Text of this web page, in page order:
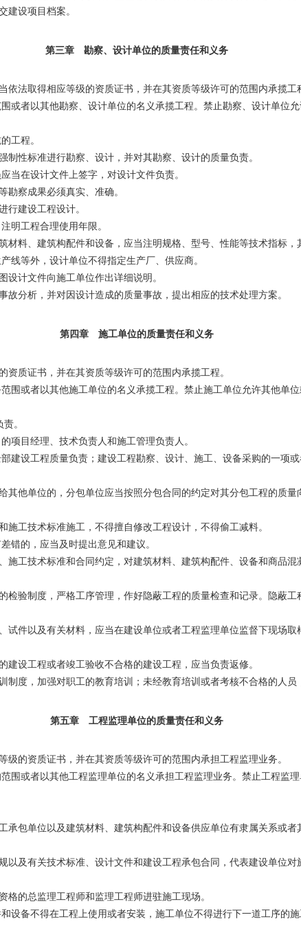
建设项目档案。
第三章 勘察、设计单位的质量责任和义务
法取得相应等级的资质证书，并在其资质等级许可的范围内承揽工
或者以其他勘察、设计单位的名义承揽工程。禁止勘察、设计单位
工程。
性标准进行勘察、设计，并对其勘察、设计的质量负责。
当在设计文件上签字，对设计文件负责。
察成果必须真实、准确。
建设工程设计。
明工程合理使用年限。
料、建筑构配件和设备，应当注明规格、型号、性能等技术指标，
线等外，设计单位不得指定生产厂、供应商。
计文件向施工单位作出详细说明。
分析，并对因设计造成的质量事故，提出相应的技术处理方案。
第四章 施工单位的质量责任和义务
质证书，并在其资质等级许可的范围内承揽工程。
围或者以其他施工单位的名义承揽工程。禁止施工单位允许其他单位
。
项目经理、技术负责人和施工管理负责人。
建设工程质量负责；建设工程勘察、设计、施工、设备采购的一项
他单位的，分包单位应当按照分包合同的约定对其分包工程的质量
工技术标准施工，不得擅自修改工程设计，不得偷工减料。
错的，应当及时提出意见和建议。
工技术标准和合同约定，对建筑材料、建筑构配件、设备和商品混
验制度，严格工序管理，作好隐蔽工程的质量检查和记录。隐蔽工
件以及有关材料，应当在建设单位或者工程监理单位监督下现场取
设工程或者竣工验收不合格的建设工程，应当负责返修。
度，加强对职工的教育培训；未经教育培训或者考核不合格的人员
第五章 工程监理单位的质量责任和义务
的资质证书，并在其资质等级许可的范围内承担工程监理业务。
围或者以其他工程监理单位的名义承担工程监理业务。禁止工程监
包单位以及建筑材料、建筑构配件和设备供应单位有隶属关系或者
及有关技术标准、设计文件和建设工程承包合同，代表建设单位对
的总监理工程师和监理工程师进驻施工现场。
设备不得在工程上使用或者安装，施工单位不得进行下一道工序的